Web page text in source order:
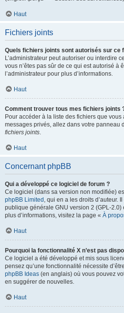
Haut
Fichiers joints
Quels fichiers joints sont autorisés sur ce
L’administrateur peut autoriser ou interdire
vous n’êtes pas sûr de ce qui est autorisé à
l’administrateur pour plus d’informations.
Haut
Comment trouver tous mes fichiers joints
Pour accéder à la liste des fichiers que
messages privés, allez dans votre panneau
fichiers joints.
Haut
Concernant phpBB
Qui a développé ce logiciel de forum ?
Ce logiciel (dans sa version non modifiée)
phpBB Limited , qui en a les droits d’auteur.
publique générale GNU version 2 (GPL-2.0)
plus d’informations, visitez la page « À
Haut
Pourquoi la fonctionnalité X n’est pas
Ce logiciel a été développé et mis sous
pensez qu’une fonctionnalité nécessite
phpBB Ideas (en anglais) où vous pouvez
en suggérer de nouvelles.
Haut